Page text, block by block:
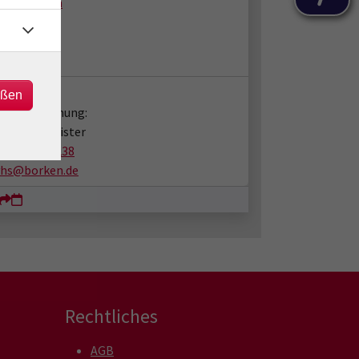
zur Buchung:
Rentmeister
02861/939-238
Rechtliches
AGB